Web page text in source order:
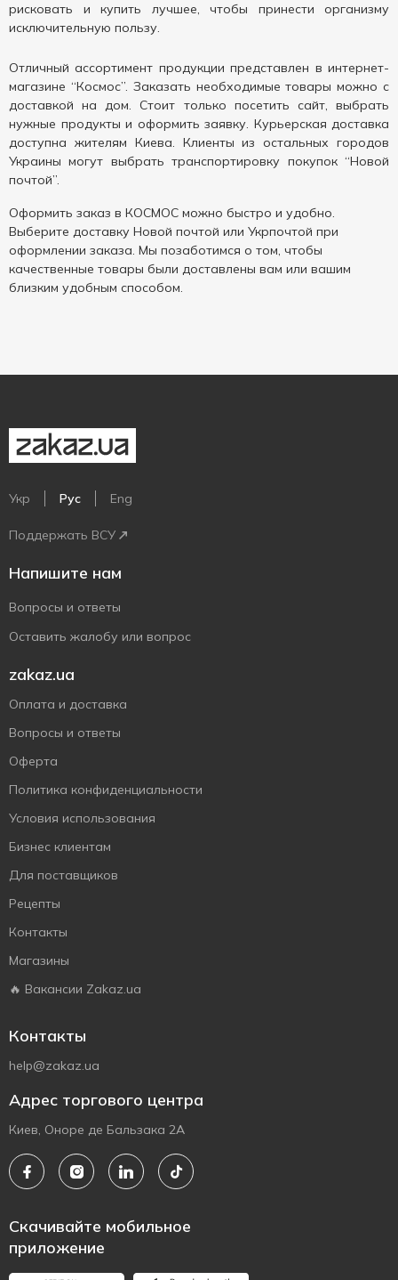
рисковать и купить лучшее, чтобы принести организму
исключительную пользу.
Отличный ассортимент продукции представлен в интернет-
магазине “Космос”. Заказать необходимые товары можно с
доставкой на дом. Стоит только посетить сайт, выбрать
нужные продукты и оформить заявку. Курьерская доставка
доступна жителям Киева. Клиенты из остальных городов
Украины могут выбрать транспортировку покупок “Новой
почтой”.
Оформить заказ в КОСМОС можно быстро и удобно.
Выберите доставку Новой почтой или Укрпочтой при
оформлении заказа. Мы позаботимся о том, чтобы
качественные товары были доставлены вам или вашим
близким удобным способом.
Укр Рус Eng
Поддержать ВСУ
Напишите нам
Вопросы и ответы
Оставить жалобу или вопрос
zakaz.ua
Оплата и доставка
Вопросы и ответы
Оферта
Политика конфиденциальности
Условия использования
Бизнес клиентам
Для поставщиков
Рецепты
Контакты
Магазины
🔥 Вакансии Zakaz.ua
Контакты
help@zakaz.ua
Адрес торгового центра
Киев, Оноре де Бальзака 2А
Скачивайте мобильное
приложение